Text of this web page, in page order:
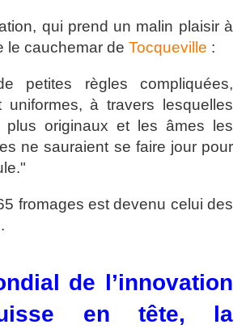
qui prend un malin plaisir à
le cauchemar de Tocqueville :
petites règles compliquées,
uniformes, à travers lesquelles
plus originaux et les âmes les
ne sauraient se faire jour pour
fromages est devenu celui des
de l’innovation
en tête, la